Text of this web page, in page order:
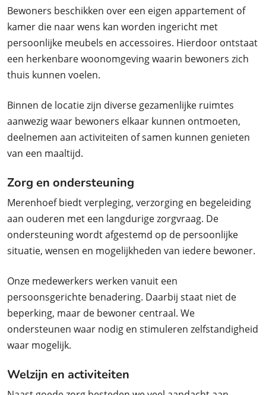
Bewoners beschikken over een eigen appartement of
kamer die naar wens kan worden ingericht met
persoonlijke meubels en accessoires. Hierdoor ontstaat
een herkenbare woonomgeving waarin bewoners zich
thuis kunnen voelen.
Binnen de locatie zijn diverse gezamenlijke ruimtes
aanwezig waar bewoners elkaar kunnen ontmoeten,
deelnemen aan activiteiten of samen kunnen genieten
van een maaltijd.
Zorg en ondersteuning
Merenhoef biedt verpleging, verzorging en begeleiding
aan ouderen met een langdurige zorgvraag. De
ondersteuning wordt afgestemd op de persoonlijke
situatie, wensen en mogelijkheden van iedere bewoner.
Onze medewerkers werken vanuit een
persoonsgerichte benadering. Daarbij staat niet de
beperking, maar de bewoner centraal. We
ondersteunen waar nodig en stimuleren zelfstandigheid
waar mogelijk.
Welzijn en activiteiten